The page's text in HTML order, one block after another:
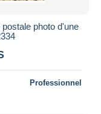
photo d'une
Professionnel